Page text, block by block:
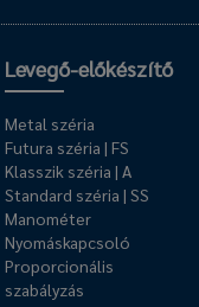
Levegő-előkészítő
Metal széria
Futura széria | FS
Klasszik széria | A
Standard széria | SS
Manométer
Nyomáskapcsoló
Proporcionális
szabályzás